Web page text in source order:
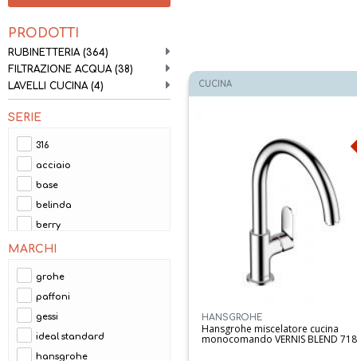
PRODOTTI
RUBINETTERIA (364)
FILTRAZIONE ACQUA (38)
LAVELLI CUCINA (4)
SERIE
316
acciaio
base
belinda
berry
birillo
cary
cerab100
cerab150
MARCHI
grohe
paffoni
gessi
ideal standard
hansgrohe
CUCINA
HANSGROHE
Hansgrohe miscelatore cucina
monocomando VERNIS BLEND